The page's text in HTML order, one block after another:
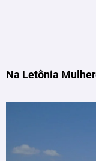
Na Letônia